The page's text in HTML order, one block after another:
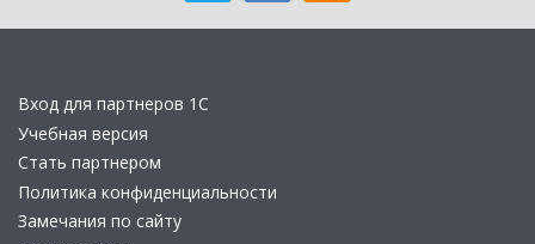
Вход для партнеров 1С
Учебная версия
Стать партнером
Политика конфиденциальности
Замечания по сайту